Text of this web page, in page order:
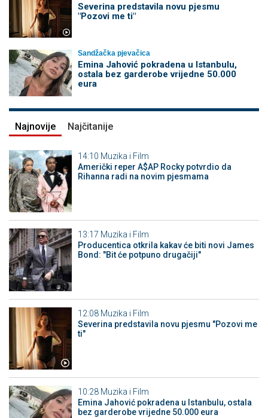
Severina predstavila novu pjesmu
"Pozovi me ti"
Sandžačka pjevačica
Emina Jahović pokradena u Istanbulu,
ostala bez garderobe vrijedne 50.000
eura
Najnovije Najčitanije
14:10 Muzika i Film
Američki reper A$AP Rocky potvrdio da
Rihanna radi na novim pjesmama
13:17 Muzika i Film
Producentica otkrila kakav će biti novi James
Bond: "Bit će potpuno drugačiji"
12:08 Muzika i Film
Severina predstavila novu pjesmu "Pozovi me
ti"
10:28 Muzika i Film
Emina Jahović pokradena u Istanbulu, ostala
bez garderobe vrijedne 50.000 eura